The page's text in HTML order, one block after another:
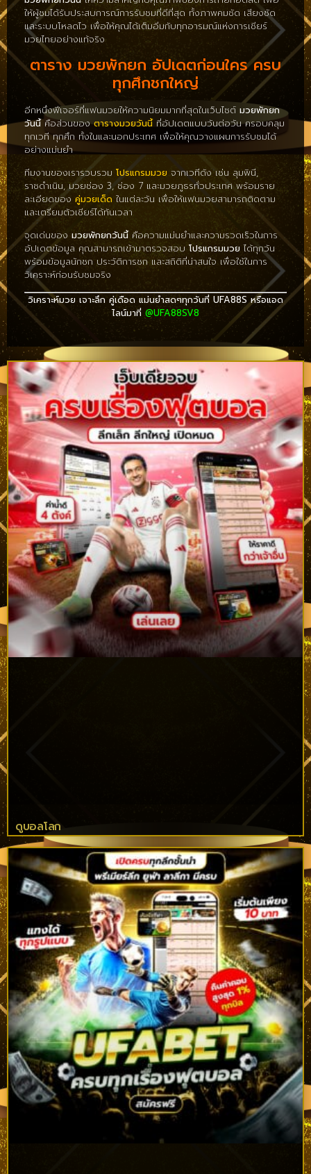
ให้ผู้ชมได้รับประสบการณ์การรับชมที่ดีที่สุด ทั้งภาพคมชัด เสียงชัด
และระบบโหลดไว เพื่อให้คุณได้เต็มอิ่มกับทุกอารมณ์แห่งการเชียร์
มวยไทยอย่างแท้จริง
ตาราง มวยพักยก อัปเดตก่อนใคร ครบ
ทุกศึกชกใหญ่
อีกหนึ่งฟีเจอร์ที่แฟนมวยให้ความนิยมมากที่สุดในเว็บไซต์ มวยพักยก
วันนี้คือส่วนของตารางมวยวันนี้ที่อัปเดตแบบวันต่อวัน ครอบคลุม
ทุกเวที ทุกศึก ทั้งในและนอกประเทศ เพื่อให้คุณวางแผนการรับชมได้
อย่างแม่นยำ
ทีมงานของเรารวบรวม โปรแกรมมวย จากเวทีดัง เช่น ลุมพินี,
ราชดำเนิน, มวยช่อง 3, ช่อง 7 และมวยภูธรทั่วประเทศ พร้อมราย
ละเอียดของ คู่มวยเด็ด ในแต่ละวัน เพื่อให้แฟนมวยสามารถติดตาม
และเตรียมตัวเชียร์ได้ทันเวลา
จุดเด่นของ มวยพักยกวันนี้คือความแม่นยำและความรวดเร็วในการ
อัปเดตข้อมูล คุณสามารถเข้ามาตรวจสอบโปรแกรมมวย ได้ทุกวัน
พร้อมข้อมูลนักชก ประวัติการชก และสถิติที่น่าสนใจ เพื่อใช้ในการ
วิเคราะห์ก่อนรับชมจริง
วิเคราะห์มวย เจาะลึก คู่เดือด แม่นยำสดๆทุกวันที่ UFA88S หรือแอด
ไลน์มาที่ @UFA88SV8
ดูบอลโลก